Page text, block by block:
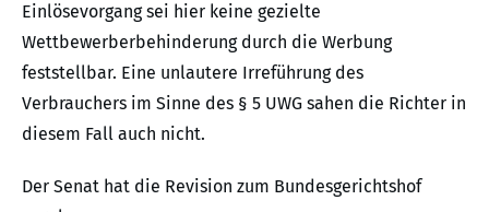
Einlösevorgang sei hier keine gezielte
Wettbewerberbehinderung durch die Werbung
feststellbar. Eine unlautere Irreführung des
Verbrauchers im Sinne des § 5 UWG sahen die Richter in
diesem Fall auch nicht.
Der Senat hat die Revision zum Bundesgerichtshof